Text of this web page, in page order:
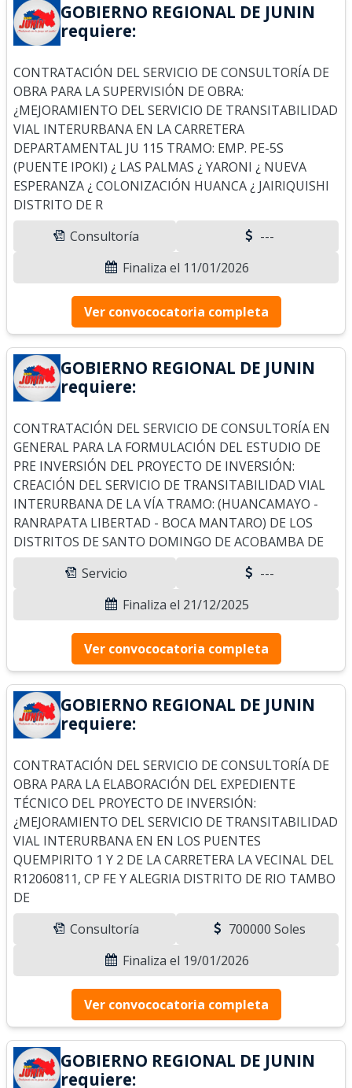
GOBIERNO REGIONAL DE JUNIN
requiere:
CONTRATACIÓN DEL SERVICIO DE CONSULTORÍA DE
OBRA PARA LA SUPERVISIÓN DE OBRA:
¿MEJORAMIENTO DEL SERVICIO DE TRANSITABILIDAD
VIAL INTERURBANA EN LA CARRETERA
DEPARTAMENTAL JU 115 TRAMO: EMP. PE-5S
(PUENTE IPOKI) ¿ LAS PALMAS ¿ YARONI ¿ NUEVA
ESPERANZA ¿ COLONIZACIÓN HUANCA ¿ JAIRIQUISHI
DISTRITO DE R
Consultoría
---
Finaliza el 11/01/2026
Ver convococatoria completa
GOBIERNO REGIONAL DE JUNIN
requiere:
CONTRATACIÓN DEL SERVICIO DE CONSULTORÍA EN
GENERAL PARA LA FORMULACIÓN DEL ESTUDIO DE
PRE INVERSIÓN DEL PROYECTO DE INVERSIÓN:
CREACIÓN DEL SERVICIO DE TRANSITABILIDAD VIAL
INTERURBANA DE LA VÍA TRAMO: (HUANCAMAYO -
RANRAPATA LIBERTAD - BOCA MANTARO) DE LOS
DISTRITOS DE SANTO DOMINGO DE ACOBAMBA DE
Servicio
---
Finaliza el 21/12/2025
Ver convococatoria completa
GOBIERNO REGIONAL DE JUNIN
requiere:
CONTRATACIÓN DEL SERVICIO DE CONSULTORÍA DE
OBRA PARA LA ELABORACIÓN DEL EXPEDIENTE
TÉCNICO DEL PROYECTO DE INVERSIÓN:
¿MEJORAMIENTO DEL SERVICIO DE TRANSITABILIDAD
VIAL INTERURBANA EN EN LOS PUENTES
QUEMPIRITO 1 Y 2 DE LA CARRETERA LA VECINAL DEL
R12060811, CP FE Y ALEGRIA DISTRITO DE RIO TAMBO
DE
Consultoría
700000 Soles
Finaliza el 19/01/2026
Ver convococatoria completa
GOBIERNO REGIONAL DE JUNIN
requiere: